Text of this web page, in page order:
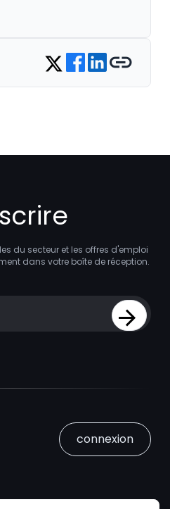
Share on Twitter
Share on Facebook
Share on LinkedIn
Copy link
du secteur et les offres d'emploi
dans votre boîte de réception.
Sign Up
connexion